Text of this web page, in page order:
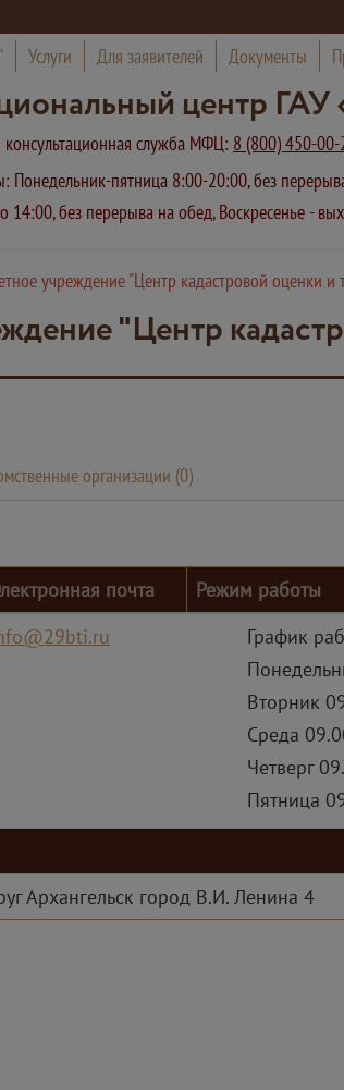
Услуги Для заявителей Документы
центр
консультационная служба МФЦ: 8 (800) 450-
Понедельник-пятница 8:00-20:00, без
14:00, без перерыва на обед, Воскресенье -
учреждение "Центр кадастровой оценки и
"Центр
организации (0)
почта
Режим работы
График
Вторник
Среда
Четверг
Пятница
Архангельск город В.И. Ленина 4